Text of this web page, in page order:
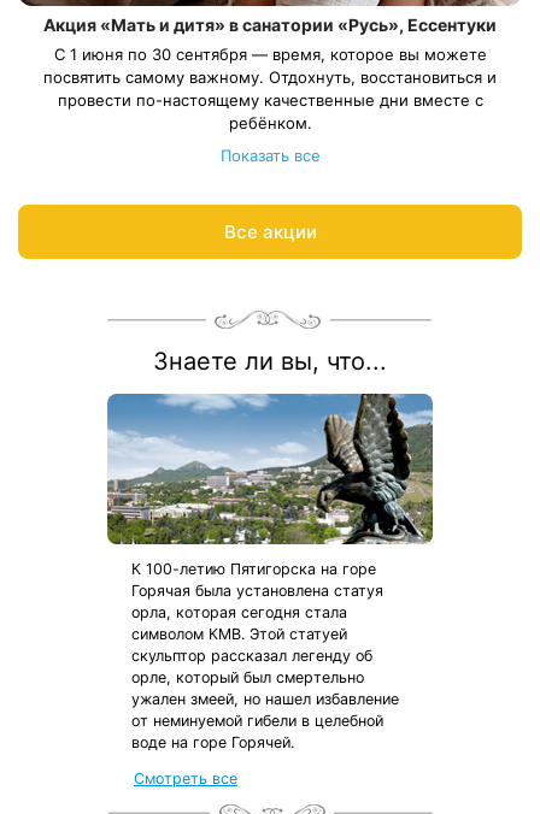
Акция «Мать и дитя» в санатории «Русь», Ессентуки
С 1 июня по 30 сентября — время, которое вы можете
посвятить самому важному. Отдохнуть, восстановиться и
провести по-настоящему качественные дни вместе с
ребёнком.
Условия акции:
санаторно-курортная путёвка «Детская Оздоровительная»
категории «Стандарт» и «Стандарт плюс» при одноместном
размещении основного гостя
Весь период проживания должен пройти в даты 01 июня — 30
акции:8 800 700-15-77.
Показать все
Все акции
Знаете ли вы, что...
К 100-летию Пятигорска на горе
Горячая была установлена статуя
орла, которая сегодня стала
символом КМВ. Этой статуей
скульптор рассказал легенду об
орле, который был смертельно
ужален змеей, но нашел избавление
от неминуемой гибели в целебной
воде на горе Горячей.
Смотреть все